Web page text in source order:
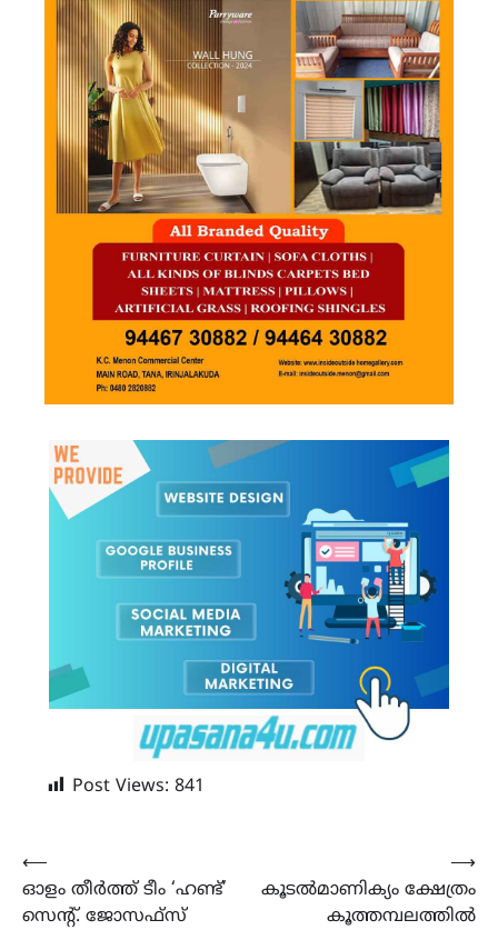
Post Views: 841
Post
navigation
⟵
ഓളം തീർത്ത് ടീം ‘ഹണ്ട്’
സെൻ്റ്. ജോസഫ്സ്
കൂടൽമാണിക്യം ക്ഷേത്രം
കൂത്തമ്പലത്തിൽ
⟶